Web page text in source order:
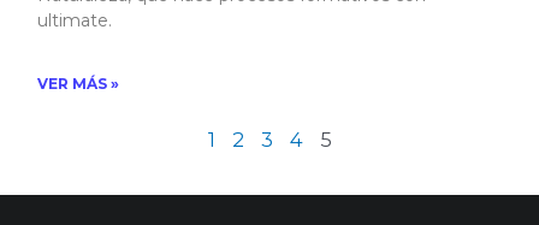
ultimate.
VER MÁS »
1 2 3 4 5